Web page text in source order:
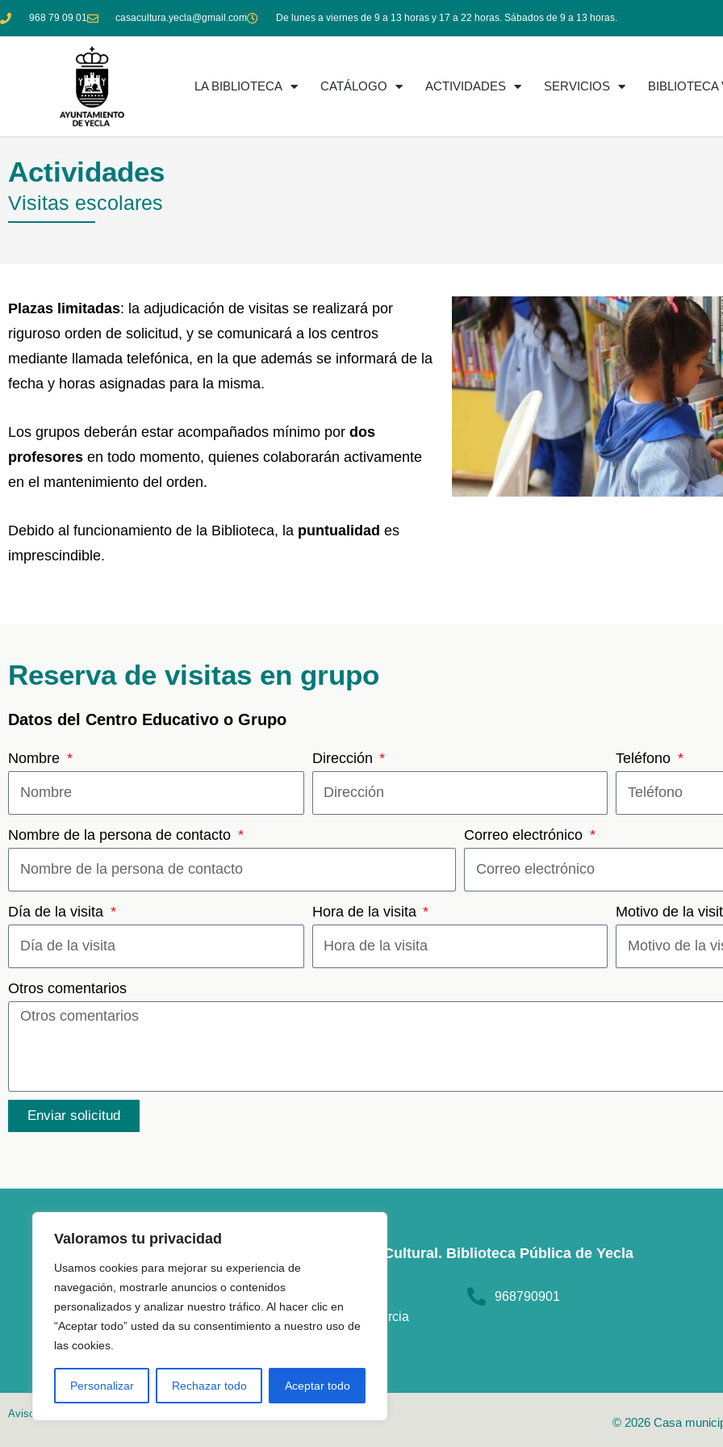
Valoramos tu privacidad
Usamos cookies para mejorar su experiencia de
navegación, mostrarle anuncios o contenidos
personalizados y analizar nuestro tráfico. Al hacer clic en
“Aceptar todo” usted da su consentimiento a nuestro uso de
las cookies.
Personalizar Rechazar todo Aceptar todo
Ir
al
968 79 09 01 casacultura.yecla@gmail.com De lunes a viernes de 9 a 13 horas y 17 a 22 horas. Sábados de 9 a 13 horas.
LA BIBLIOTECA CATÁLOGO ACTIVIDADES SERVICIOS BIBLIOTECA
Actividades
Visitas escolares
Plazas limitadas: la adjudicación de visitas se realizará por
riguroso orden de solicitud, y se comunicará a los centros
mediante llamada telefónica, en la que además se informará de la
fecha y horas asignadas para la misma.
Los grupos deberán estar acompañados mínimo por dos
profesores en todo momento, quienes colaborarán activamente
en el mantenimiento del orden.
Debido al funcionamiento de la Biblioteca, la puntualidad es
imprescindible.
Reserva de visitas en grupo
Datos del Centro Educativo o Grupo
Nombre Dirección Teléfono
Nombre de la persona de contacto Correo electrónico
Día de la visita Hora de la visita Motivo de la
Otros comentarios
Enviar solicitud
Casa Municipal de Cultural. Biblioteca Pública de Yecla
30510 Yecla - Murcia
968790901
Aviso legal
© 2026 Casa